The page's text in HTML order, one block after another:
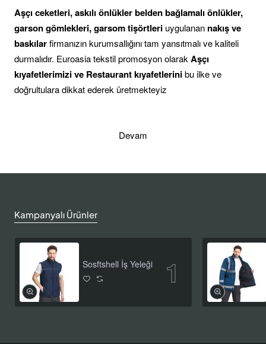
Aşçı ceketleri, askılı önlükler belden bağlamalı önlükler,
garson gömlekleri, garsom tişörtleri uygulanan nakış ve
baskılarfirmanızın kurumsallığını tam yansıtmalı ve kaliteli
durmalıdır. Euroasia tekstil promosyon olarak Aşçı
kıyafetlerimizi ve Restaurant kıyafetlerinibu ilke ve
doğrultulara dikkat ederek üretmekteyiz
Devam
Kampanyalı Ürünler
Sosftshell İş Yeleği